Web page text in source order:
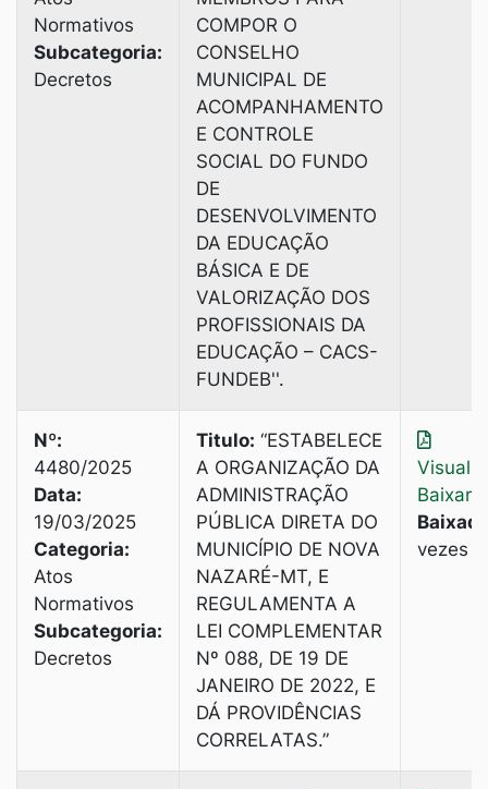
Normativos
Subcategoria:
Decretos
COMPOR O
CONSELHO
MUNICIPAL DE
ACOMPANHAMENTO
E CONTROLE
SOCIAL DO FUNDO
DE
DESENVOLVIMENTO
DA EDUCAÇÃO
BÁSICA E DE
VALORIZAÇÃO DOS
PROFISSIONAIS DA
EDUCAÇÃO – CACS-
FUNDEB''.
Nº:
4480/2025
Data:
19/03/2025
Categoria:
Atos
Normativos
Subcategoria:
Decretos
Titulo: “ESTABELECE
A ORGANIZAÇÃO DA
ADMINISTRAÇÃO
PÚBLICA DIRETA DO
MUNICÍPIO DE NOVA
NAZARÉ-MT, E
REGULAMENTA A
LEI COMPLEMENTAR
Nº 088, DE 19 DE
JANEIRO DE 2022, E
DÁ PROVIDÊNCIAS
CORRELATAS.”
Baixar
vezes